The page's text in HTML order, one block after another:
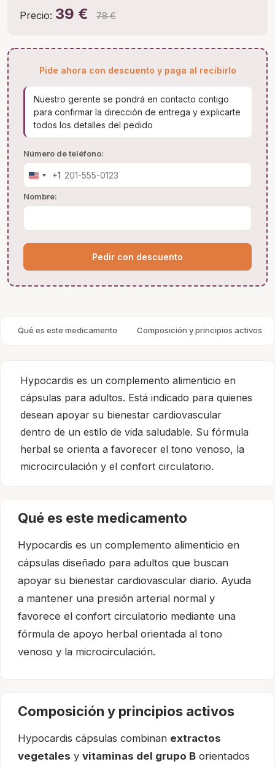
Precio: 39 € 78 €
Pide ahora con descuento y paga al recibirlo
Nuestro gerente se pondrá en contacto contigo
para confirmar la dirección de entrega y explicarte
todos los detalles del pedido
Número de teléfono:
United
States
+1
+1
Nombre:
Pedir con descuento
Qué es este medicamento Composición y principios activos
Hypocardis es un complemento alimenticio en
cápsulas para adultos. Está indicado para quienes
desean apoyar su bienestar cardiovascular
dentro de un estilo de vida saludable. Su fórmula
herbal se orienta a favorecer el tono venoso, la
microcirculación y el confort circulatorio.
Qué es este medicamento
Hypocardis es un complemento alimenticio en
cápsulas diseñado para adultos que buscan
apoyar su bienestar cardiovascular diario. Ayuda
a mantener una presión arterial normal y
favorece el confort circulatorio mediante una
fórmula de apoyo herbal orientada al tono
venoso y la microcirculación.
Composición y principios activos
Hypocardis cápsulas combinan extractos
vegetales y vitaminas del grupo B orientados